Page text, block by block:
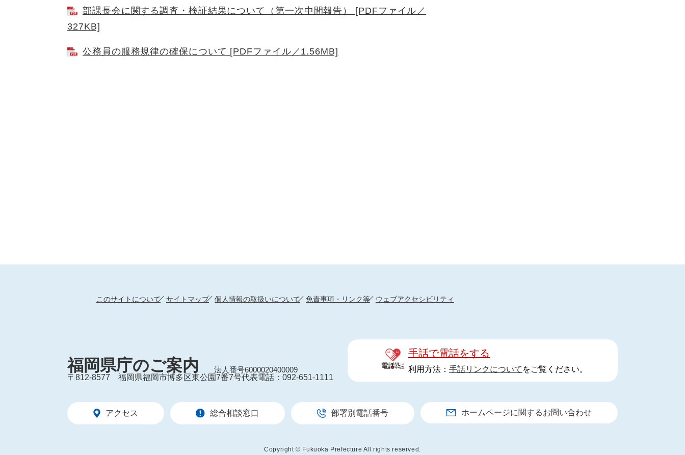
部課長会に関する調査・検証結果について（第一次中間報告） [PDFファイル／
327KB]
公務員の服務規律の確保について [PDFファイル／1.56MB]
このサイトについて サイトマップ 個人情報の取扱いについて 免責事項・リンク等 ウェブアクセシビリティ
福岡県庁のご案内
法人番号6000020400009
〒812-8577
福岡県福岡市博多区東公園7番7号代表電話：092-651-1111
手話で電話をする
利用方法： 手話リンクについて をご覧ください。
アクセス 総合相談窓口 部署別電話番号 ホームページに関するお問い合わせ
Copyright © Fukuoka Prefecture All rights reserved.